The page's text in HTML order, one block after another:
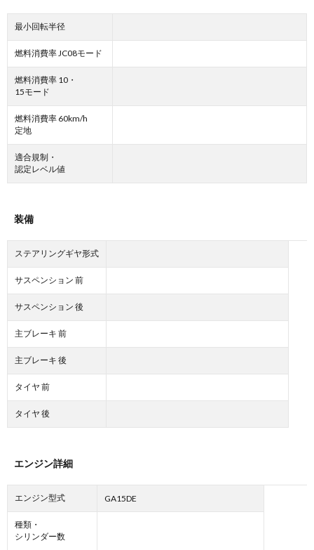
最小回転半径
燃料消費率 JC08モード
燃料消費率 10・
15モード
燃料消費率 60km/h
定地
適合規制・
認定レベル値
装備
ステアリングギヤ形式
サスペンション 前
サスペンション 後
主ブレーキ 前
主ブレーキ 後
タイヤ 前
タイヤ 後
エンジン詳細
エンジン型式 GA15DE
種類・
シリンダー数